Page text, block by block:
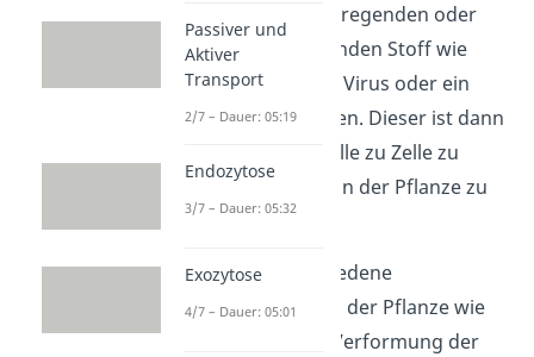
einen krankheitserregenden oder
krankheitsauslösenden Stoff wie
zum Beispiel einen Virus oder ein
Bakterium vorstellen. Dieser ist dann
in der Lage, von Zelle zu Zelle zu
wandern und sich in der Pflanze zu
verbreiten.
So können verschiedene
Krankheitsbilder in der Pflanze wie
zum Beispiel eine Verformung der
Passiver und
Aktiver
Transport
2/7 – Dauer: 05:19
Endozytose
3/7 – Dauer: 05:32
Exozytose
4/7 – Dauer: 05:01